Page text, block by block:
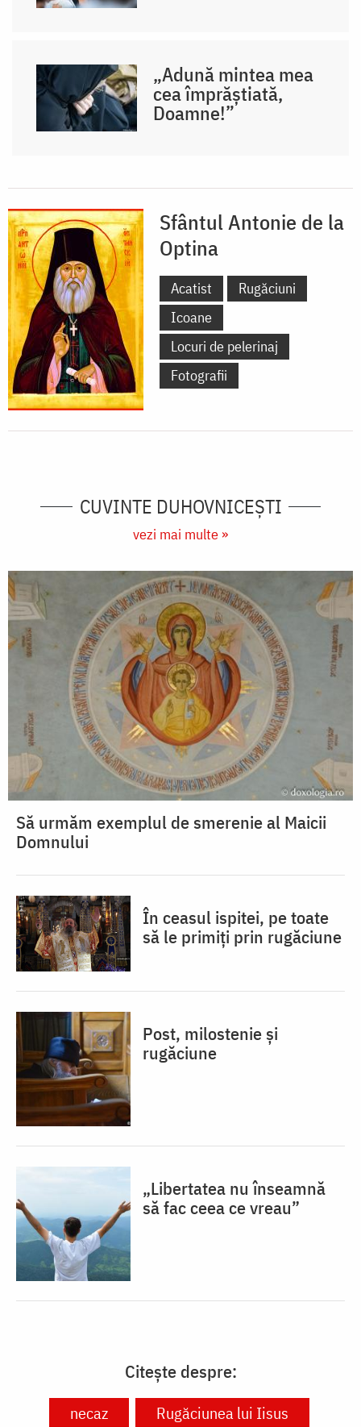
„Adună mintea mea
cea împrăștiată,
Doamne!”
Sfântul Antonie de la
Optina
Acatist
Rugăciuni
Icoane
Locuri de pelerinaj
Fotografii
CUVINTE DUHOVNICEȘTI
vezi mai multe »
Să urmăm exemplul de smerenie al Maicii
Domnului
În ceasul ispitei, pe toate
să le primiți prin rugăciune
Post, milostenie și
rugăciune
„Libertatea nu înseamnă
să fac ceea ce vreau”
Citește despre:
necaz
Rugăciunea lui Iisus